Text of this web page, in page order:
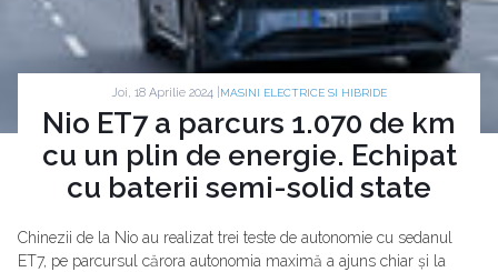
Joi, 18 Aprilie 2024 | MASINI ELECTRICE SI HIBRIDE
Nio ET7 a parcurs 1.070 de km
cu un plin de energie. Echipat
cu baterii semi-solid state
Chinezii de la Nio au realizat trei teste de autonomie cu sedanul
ET7, pe parcursul cărora autonomia maximă a ajuns chiar și la